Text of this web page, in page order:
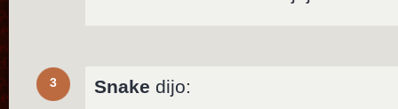
3 Snake dijo: